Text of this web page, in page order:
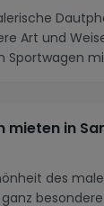
Art und
mieten in
des